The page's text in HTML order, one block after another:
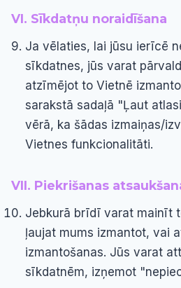
VI. Sīkdatņu noraidīšana
Ja vēlaties, lai jūsu ierīcē
sīkdatnes, jūs varat
atzīmējot to Vietnē
sarakstā sadaļā "Ļaut
vērā, ka šādas izmaiņas/
Vietnes funkcionalitāti.
VII. Piekrišanas
Jebkurā brīdī varat mainīt
ļaujat mums izmantot, vai
izmantošanas. Jūs varat
sīkdatnēm, izņemot